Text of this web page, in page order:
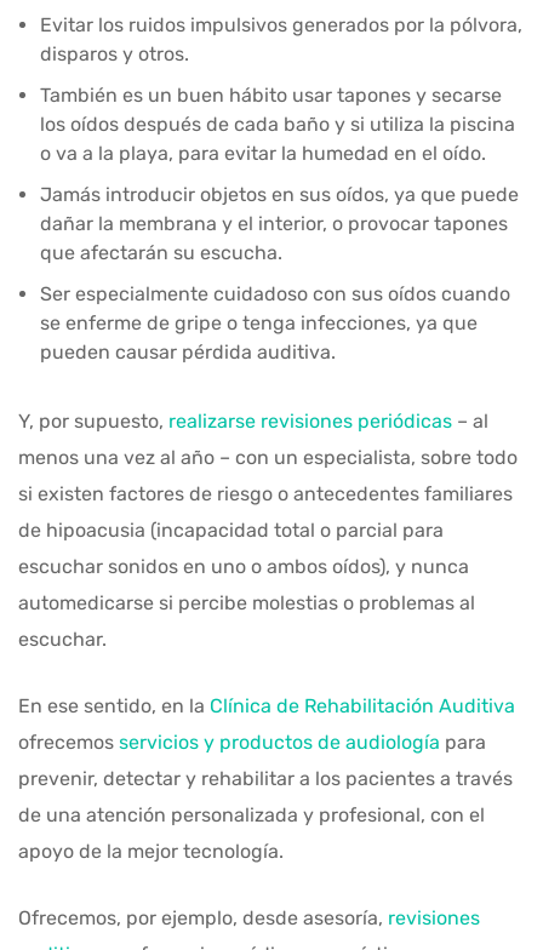
Evitar los ruidos impulsivos generados por la pólvora,
disparos y otros.
También es un buen hábito usar tapones y secarse
los oídos después de cada baño y si utiliza la piscina
o va a la playa, para evitar la humedad en el oído.
Jamás introducir objetos en sus oídos, ya que puede
dañar la membrana y el interior, o provocar tapones
que afectarán su escucha.
Ser especialmente cuidadoso con sus oídos cuando
se enferme de gripe o tenga infecciones, ya que
pueden causar pérdida auditiva.
Y, por supuesto, realizarse revisiones periódicas – al
menos una vez al año – con un especialista, sobre todo
si existen factores de riesgo o antecedentes familiares
de hipoacusia (incapacidad total o parcial para
escuchar sonidos en uno o ambos oídos), y nunca
automedicarse si percibe molestias o problemas al
escuchar.
En ese sentido, en la Clínica de Rehabilitación Auditiva
ofrecemos servicios y productos de audiología para
prevenir, detectar y rehabilitar a los pacientes a través
de una atención personalizada y profesional, con el
apoyo de la mejor tecnología.
Ofrecemos, por ejemplo, desde asesoría, revisiones